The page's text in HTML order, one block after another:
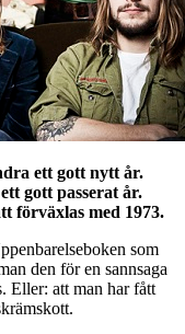
ett gott nytt år.
gott passerat år.
förväxlas med 1973.
som
den för en sannsaga
Eller: att man har fått